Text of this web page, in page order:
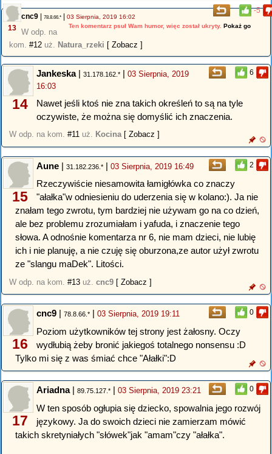
-5
13
cnc9 78.8.66.*
03 Sierpnia, 2019 16:02
Ten komentarz psuł Wam humor, więc został ukryty. Pokaż go
W odp. na
kom. #12 uż. Natura_rzeki [ Zobacz ]
6
14
Jankeska| 31.178.162.* | 03 Sierpnia, 2019
16:03
Nawet jeśli ktoś nie zna takich określeń to są na tyle
oczywiste, że można się domyślić ich znaczenia.
W odp. na kom. #11 uż. Kocina [ Zobacz ]
2
15
Aune | 31.182.236.* | 03 Sierpnia, 2019 16:49
Rzeczywiście niesamowita łamigłówka co znaczy
"ałałka"w odniesieniu do uderzenia się w kolano:). Ja nie
znałam tego zwrotu, tym bardziej nie używam go na co dzień,
ale bez problemu zrozumiałam i yafuda, i znaczenie tego
słowa. A odnośnie komentarza nr 6, nie mam dzieci, nie lubię
ich i nie planuję, a nie czuję się oburzona,ze autor użył zwrotu
ze "slangu maDek". Litości.
W odp. na kom. #13 uż. cnc9 [ Zobacz ]
0
16
cnc9 | 78.8.66.* | 03 Sierpnia, 2019 19:11
Poziom użytkowników tej strony jest żałosny. Oczy
wydłubią żeby bronić jakiegoś totalnego nonsensu :D
Tylko mi się z was śmiać chce "Ałałki":D
0
17
Ariadna| 89.75.127.* | 03 Sierpnia, 2019 23:21
W ten sposób ogłupia się dziecko, spowalnia jego rozwój
językowy. Ja do swoich dzieci nie zamierzam mówić
takich skretyniałych "słówek"jak "amam"czy "ałałka".